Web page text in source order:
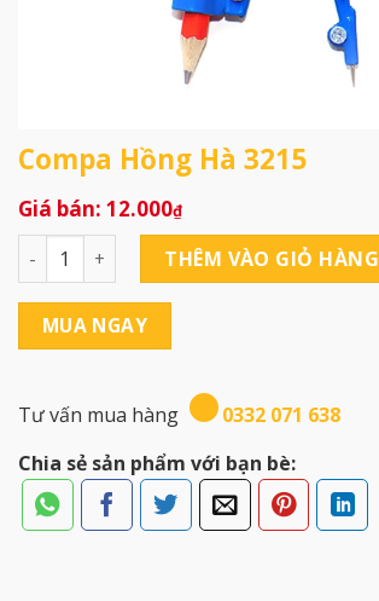
Compa Hồng Hà 3215
12.000₫
Compa Hồng Hà 3215 số lượng
THÊM VÀO GIỎ HÀNG
MUA NGAY
Tư vấn mua hàng
0332 071 638
Chia sẻ sản phẩm với bạn bè: